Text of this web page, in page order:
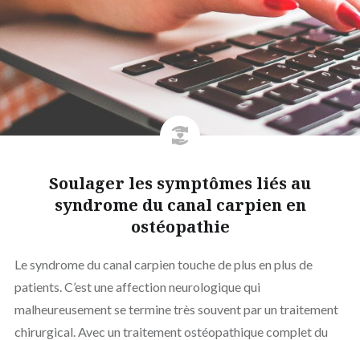
Soulager les symptômes liés au
syndrome du canal carpien en
ostéopathie
Le syndrome du canal carpien touche de plus en plus de
patients. C’est une affection neurologique qui
malheureusement se termine très souvent par un traitement
chirurgical. Avec un traitement ostéopathique complet du